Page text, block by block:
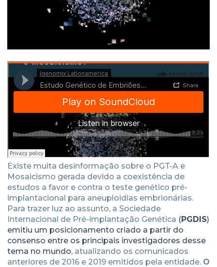
Existe muita desinformação sobre o PGT-A e
Mosaicismo gerada devido a coexistência de
estudos a favor e contra o teste genético pré-
implantacional para aneuploidias embrionárias.
Para trazer luz ao assunto, a Sociedade
Internacional de Pré-implantação Genética (PGDIS)
emitiu um posicionamento criado a partir do
consenso entre os principais investigadores desse
tema no mundo, atualizando os comunicados
anteriores de 2016 e 2019 emitidos pela entidade. O